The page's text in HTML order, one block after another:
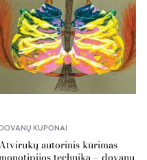
DOVANŲ KUPONAI
autorinis kūrimas